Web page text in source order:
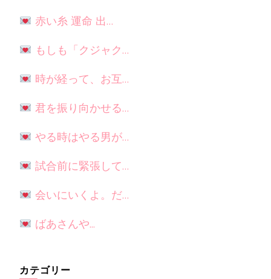
赤い糸 運命 出…
もしも「クジャク…
時が経って、お互…
君を振り向かせる…
やる時はやる男が…
試合前に緊張して…
会いにいくよ。だ…
ばあさんや...
カテゴリー